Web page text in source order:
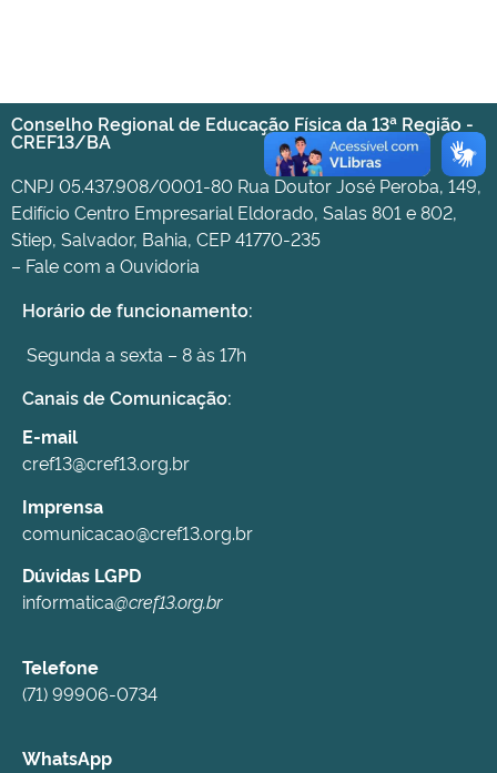
Conselho Regional de Educação Física da 13ª Região -
CREF13/BA
CNPJ 05.437.908/0001-80 Rua Doutor José Peroba, 149,
Edifício Centro Empresarial Eldorado, Salas 801 e 802,
Stiep, Salvador, Bahia, CEP 41770-235
– Fale com a Ouvidoria
Horário de funcionamento:
Segunda a sexta – 8 às 17h
Canais de Comunicação:
E-mail
cref13@cref13.org.br
Imprensa
comunicacao@cref13.org.br
Dúvidas LGPD
informatica@cref13.org.br
Telefone
(71) 99906-0734
WhatsApp